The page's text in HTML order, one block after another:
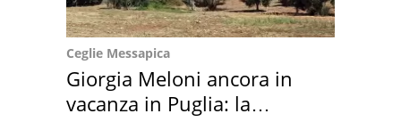
Ceglie Messapica
Giorgia Meloni ancora in
vacanza in Puglia: la